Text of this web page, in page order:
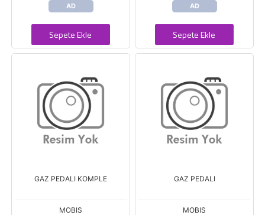
AD
Sepete Ekle
AD
Sepete Ekle
GAZ PEDALI KOMPLE
MOBIS
GAZ PEDALI
MOBIS